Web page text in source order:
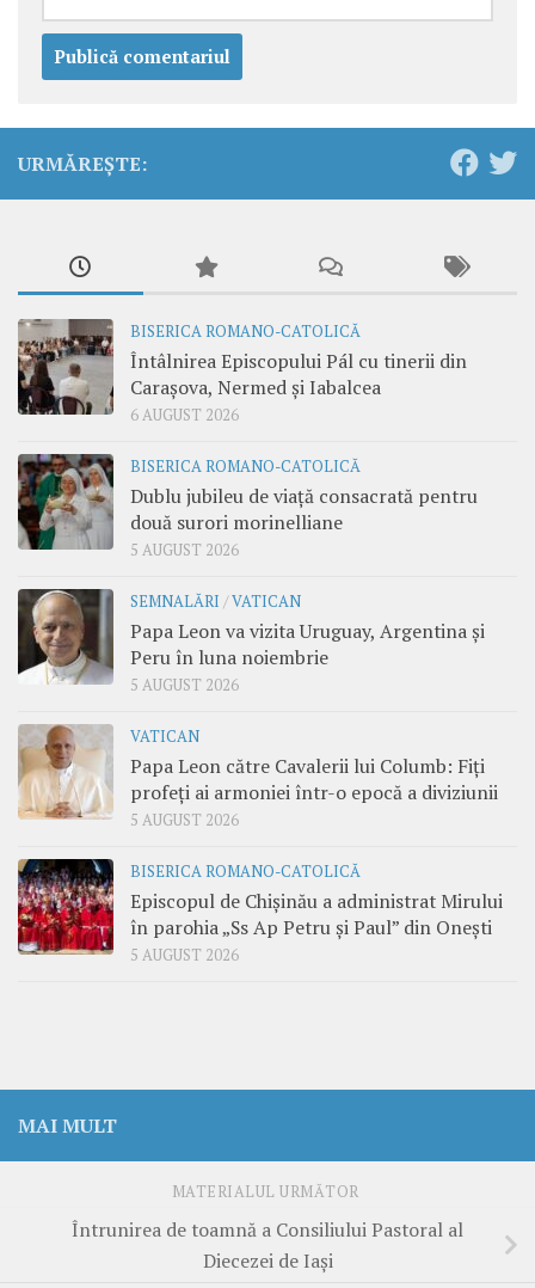
URMĂREȘTE:
BISERICA ROMANO-CATOLICĂ
Întâlnirea Episcopului Pál cu tinerii din
Carașova, Nermed și Iabalcea
6 AUGUST 2026
BISERICA ROMANO-CATOLICĂ
Dublu jubileu de viață consacrată pentru
două surori morinelliane
5 AUGUST 2026
SEMNALĂRI /VATICAN
Papa Leon va vizita Uruguay, Argentina și
Peru în luna noiembrie
5 AUGUST 2026
VATICAN
Papa Leon către Cavalerii lui Columb: Fiți
profeți ai armoniei într-o epocă a diviziunii
5 AUGUST 2026
BISERICA ROMANO-CATOLICĂ
Episcopul de Chișinău a administrat Mirului
în parohia „Ss Ap Petru și Paul” din Onești
5 AUGUST 2026
MAI MULT
MATERIALUL URMĂTOR
Întrunirea de toamnă a Consiliului Pastoral al
Diecezei de Iași